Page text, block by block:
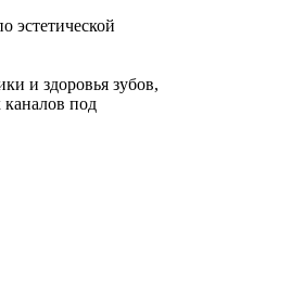
эстетической
и здоровья зубов,
каналов под